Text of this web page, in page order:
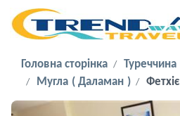
Головна сторінка
Туреччина
Мугла ( Даламан )
Фетхіє